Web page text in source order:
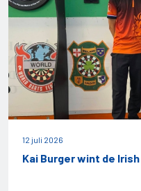
12 juli 2026
Kai Burger wint de